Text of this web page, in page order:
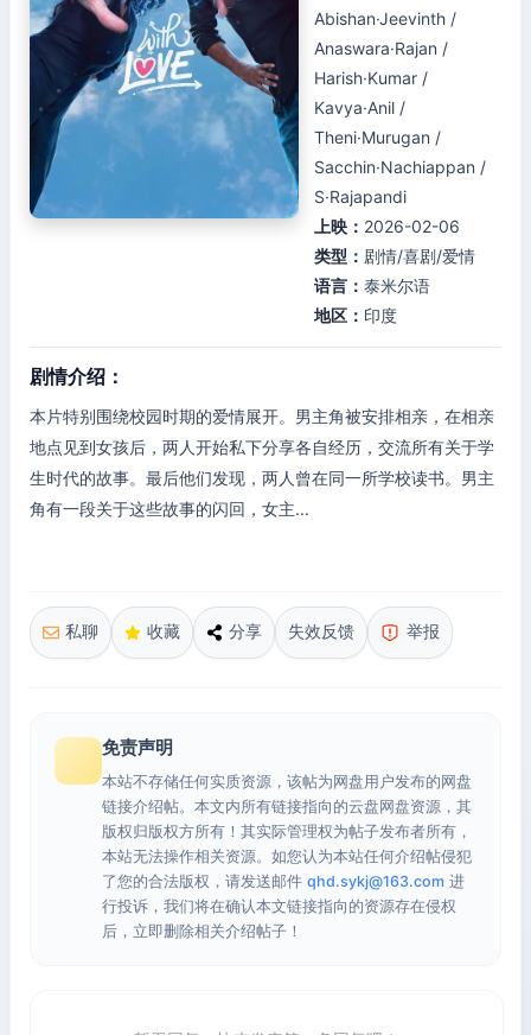
Abishan·Jeevinth /
Anaswara·Rajan /
Harish·Kumar /
Kavya·Anil /
Theni·Murugan /
Sacchin·Nachiappan /
S·Rajapandi
上映： 2026-02-06
类型： 剧情/喜剧/爱情
语言： 泰米尔语
地区： 印度
剧情介绍：
本片特别围绕校园时期的爱情展开。男主角被安排相亲，在相亲
地点见到女孩后，两人开始私下分享各自经历，交流所有关于学
生时代的故事。最后他们发现，两人曾在同一所学校读书。男主
角有一段关于这些故事的闪回，女主...
私聊 收藏 分享 失效反馈 举报
免责声明
本站不存储任何实质资源，该帖为网盘用户发布的网盘
链接介绍帖。本文内所有链接指向的云盘网盘资源，其
版权归版权方所有！其实际管理权为帖子发布者所有，
本站无法操作相关资源。如您认为本站任何介绍帖侵犯
了您的合法版权，请发送邮件 qhd.sykj@163.com 进
行投诉，我们将在确认本文链接指向的资源存在侵权
后，立即删除相关介绍帖子！